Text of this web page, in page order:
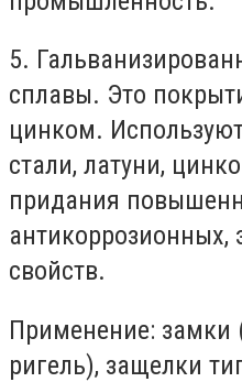
5.
сплавы. Это
цинком.
стали, латуни,
придания
антикоррозионных,
свойств.
Применение: замки
ригель), защелки